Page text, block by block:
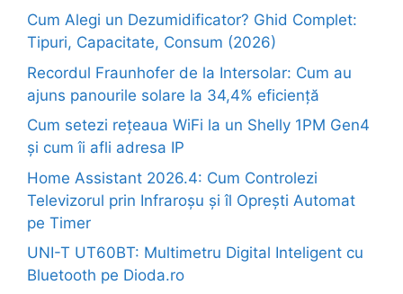
Cum Alegi un Dezumidificator? Ghid Complet:
Tipuri, Capacitate, Consum (2026)
Recordul Fraunhofer de la Intersolar: Cum au
ajuns panourile solare la 34,4% eficiență
Cum setezi rețeaua WiFi la un Shelly 1PM Gen4
și cum îi afli adresa IP
Home Assistant 2026.4: Cum Controlezi
Televizorul prin Infraroșu și îl Oprești Automat
pe Timer
UNI-T UT60BT: Multimetru Digital Inteligent cu
Bluetooth pe Dioda.ro